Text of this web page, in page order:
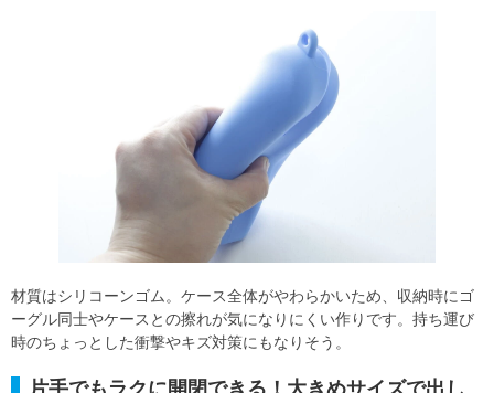
材質はシリコーンゴム。ケース全体がやわらかいため、収納時にゴ
ーグル同士やケースとの擦れが気になりにくい作りです。持ち運び
時のちょっとした衝撃やキズ対策にもなりそう。